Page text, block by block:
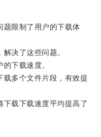
限制了用户的下载体
决了这些问题。
下载速度。
多个文件片段，有效提
载下载速度平均提高了